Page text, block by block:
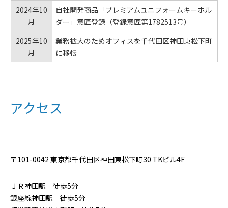
2024年10
月
自社開発商品「プレミアムユニフォームキーホル
ダー」意匠登録（登録意匠第1782513​号）
2025年10
月
業務拡大のためオフィスを千代田区神田東松下町
に移転
アクセス
〒101-0042 東京都千代田区神田東松下町30 TKビル4F
ＪＲ神田駅 徒歩5分
銀座線神田駅 徒歩5分